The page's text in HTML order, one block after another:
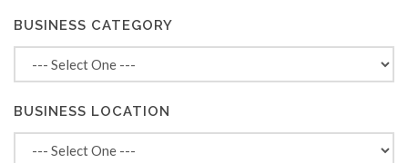
BUSINESS CATEGORY
BUSINESS LOCATION